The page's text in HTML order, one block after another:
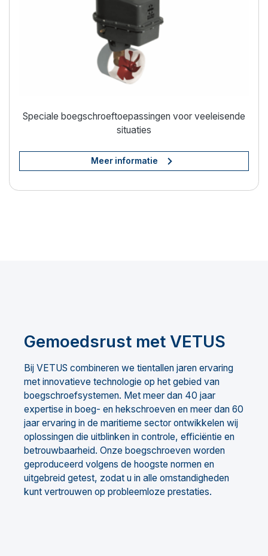
Speciale boegschroeftoepassingen voor veeleisende
situaties
Meer informatie
Gemoedsrust met VETUS
Bij VETUS combineren we tientallen jaren ervaring
met innovatieve technologie op het gebied van
boegschroefsystemen. Met meer dan 40 jaar
expertise in boeg- en hekschroeven en meer dan 60
jaar ervaring in de maritieme sector ontwikkelen wij
oplossingen die uitblinken in controle, efficiëntie en
betrouwbaarheid. Onze boegschroeven worden
geproduceerd volgens de hoogste normen en
uitgebreid getest, zodat u in alle omstandigheden
kunt vertrouwen op probleemloze prestaties.